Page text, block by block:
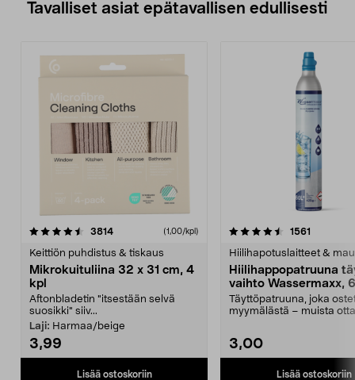
Tavalliset asiat epätavallisen edullisesti
3814arvostelut (1,00/kpl)
Keittiön puhdistus & tiskaus
Mikrokuituliina 32 x 31 cm, 4
kpl
Aftonbladetin "itsestään selvä
suosikki" siiv...
Laji: Harmaa/beige
3,99
Lisää ostoskoriin
4.5viidestä
1561
Hiilihapotuslaitteet &
Hiilihappopatruuna
vaihto Wassermaxx,
Täyttöpatruuna, joka
myymälästä – muista
3,00
Lisää ostoskoriin
4.5viidestä